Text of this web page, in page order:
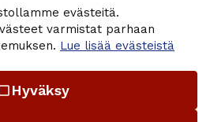
evästeitä.
varmistat parhaan
Lue lisää evästeistä
Hyväksy